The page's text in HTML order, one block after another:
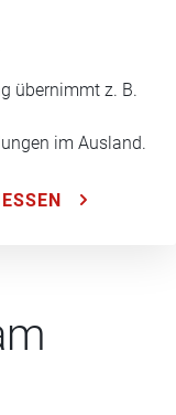
übernimmt z. B.
im Ausland.